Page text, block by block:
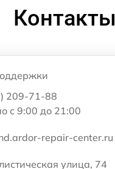
Контакты
209-71-88
с 9:00 до 21:00
repair-center.ru
улица, 74